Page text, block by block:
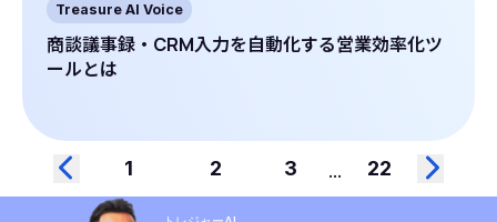
Treasure AI Voice
商談議事録・CRM入力を自動化する営業効率化ツ
ールとは
1 2 3 ... 22